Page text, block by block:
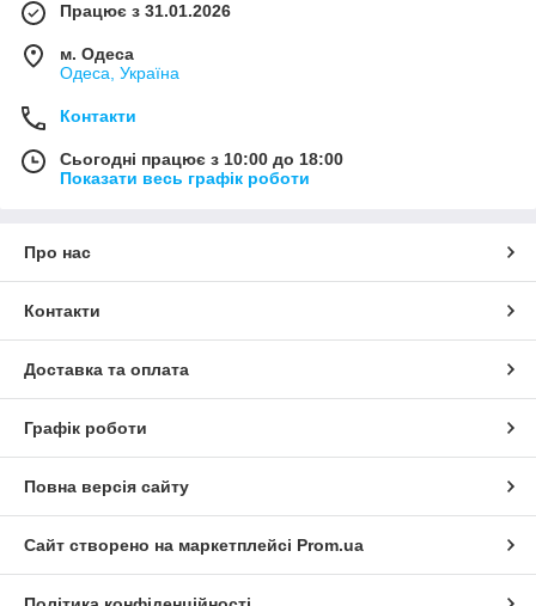
Працює з 31.01.2026
м. Одеса
Одеса, Україна
Контакти
Сьогодні працює з 10:00 до 18:00
Показати весь графік роботи
Про нас
Контакти
Доставка та оплата
Графік роботи
Повна версія сайту
Сайт створено на маркетплейсі Prom.ua